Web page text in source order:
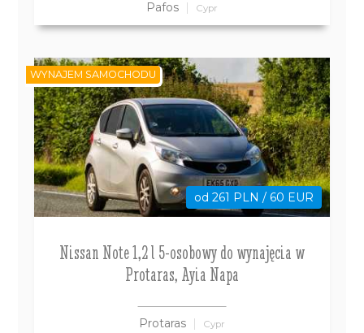
Pafos Cypr
od 261 PLN / 60 EUR
Nissan Note 1,2 l 5-osobowy do wynajęcia w
Protaras, Ayia Napa
Protaras Cypr
WYNAJEM SAMOCHODU